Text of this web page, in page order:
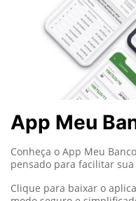
App Meu
Conheça o App Meu
pensado para facilitar sua
Clique para baixar o